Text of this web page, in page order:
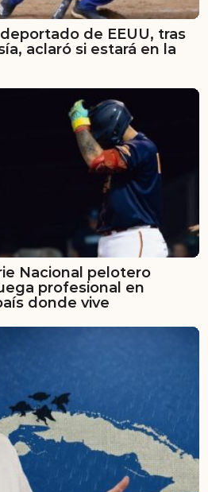
de EEUU, tras
aclaró si estará en la
Nacional pelotero
profesional en
donde vive